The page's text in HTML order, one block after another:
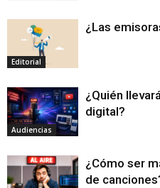
Editorial
¿Las
Audiencias
¿Quién
digital?
¿Cómo ser
de